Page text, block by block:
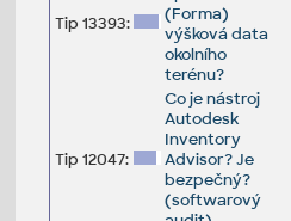
Tip 13393:
(Forma)
výšková data
okolního
terénu?
Tip 12047:
Co je nástroj
Autodesk
Inventory
Advisor? Je
bezpečný?
(softwarový